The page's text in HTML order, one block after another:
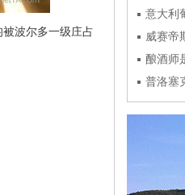
波尔多一级庄占
意大利
威赛帝
酿酒师
普洛塞